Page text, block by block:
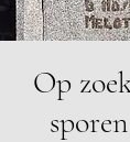
Op